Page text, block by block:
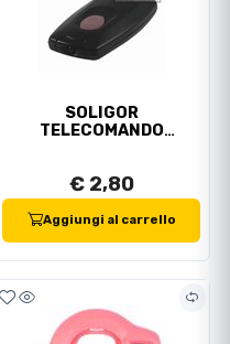
SOLIGOR
TELECOMANDO
€ 2,80
Aggiungi al carrello